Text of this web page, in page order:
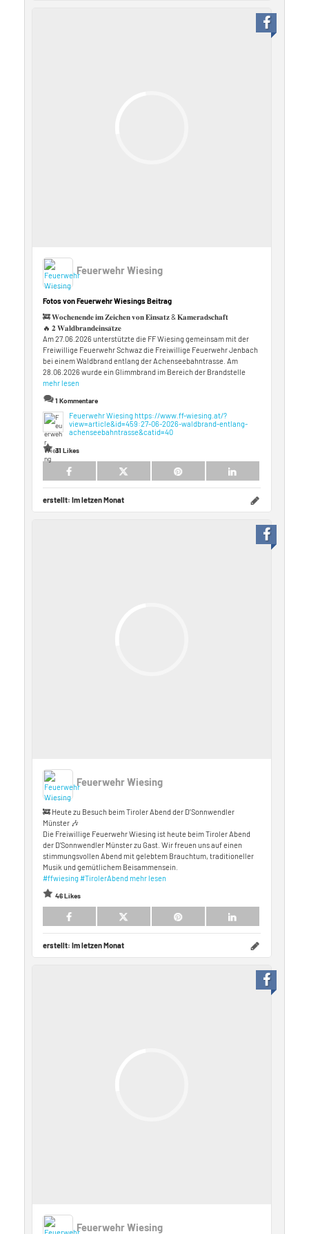
Feuerwehr Wiesing
Fotos von Feuerwehr Wiesings Beitrag
🚒 𝐖𝐨𝐜𝐡𝐞𝐧𝐞𝐧𝐝𝐞 𝐢𝐦 𝐙𝐞𝐢𝐜𝐡𝐞𝐧 𝐯𝐨𝐧 𝐄𝐢𝐧𝐬𝐚𝐭𝐳 & 𝐊𝐚𝐦𝐞𝐫𝐚𝐝𝐬𝐜𝐡𝐚𝐟𝐭
🔥 𝟐 𝐖𝐚𝐥𝐝𝐛𝐫𝐚𝐧𝐝𝐞𝐢𝐧𝐬𝐚̈𝐭𝐳𝐞
Am 27.06.2026 unterstützte die FF Wiesing gemeinsam mit der
Freiwillige Feuerwehr Schwaz die Freiwillige Feuerwehr Jenbach
bei einem Waldbrand entlang der Achenseebahntrasse. Am
28.06.2026 wurde ein Glimmbrand im Bereich der Brandstelle
mehr lesen
1 Kommentare
Feuerwehr Wiesinghttps://www.ff-wiesing.at/?
view=article&id=459:27-06-2026-waldbrand-entlang-
achenseebahntrasse&catid=40
31 Likes
erstellt: Im letzen Monat
Feuerwehr Wiesing
🚒 Heute zu Besuch beim Tiroler Abend der D’Sonnwendler
Münster 🎶
Die Freiwillige Feuerwehr Wiesing ist heute beim Tiroler Abend
der D'Sonnwendler Münster zu Gast. Wir freuen uns auf einen
stimmungsvollen Abend mit gelebtem Brauchtum, traditioneller
Musik und gemütlichem Beisammensein.
#ffwiesing#TirolerAbendmehr lesen
46 Likes
erstellt: Im letzen Monat
Feuerwehr Wiesing